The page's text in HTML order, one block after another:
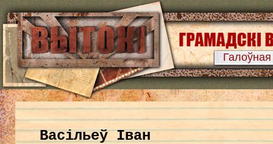
Галоўная
Васільеў Іван